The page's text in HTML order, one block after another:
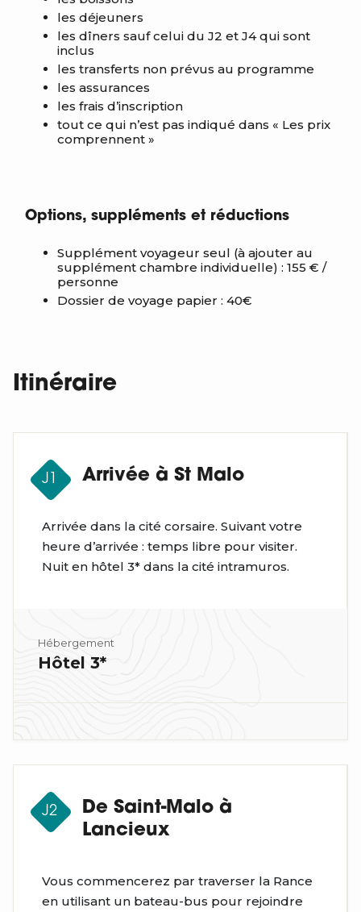
les déjeuners
les dîners sauf celui du J2 et J4 qui sont
inclus
les transferts non prévus au programme
les assurances
les frais d’inscription
tout ce qui n’est pas indiqué dans « Les prix
comprennent »
Options, suppléments et réductions
Supplément voyageur seul (à ajouter au
supplément chambre individuelle) : 155 € /
personne
Dossier de voyage papier : 40€
Itinéraire
J1 Arrivée à St Malo
Arrivée dans la cité corsaire. Suivant votre
heure d’arrivée : temps libre pour visiter.
Nuit en hôtel 3* dans la cité intramuros.
Hébergement
Hôtel 3*
J2
De Saint-Malo à
Lancieux
Vous commencerez par traverser la Rance
en utilisant un bateau-bus pour rejoindre